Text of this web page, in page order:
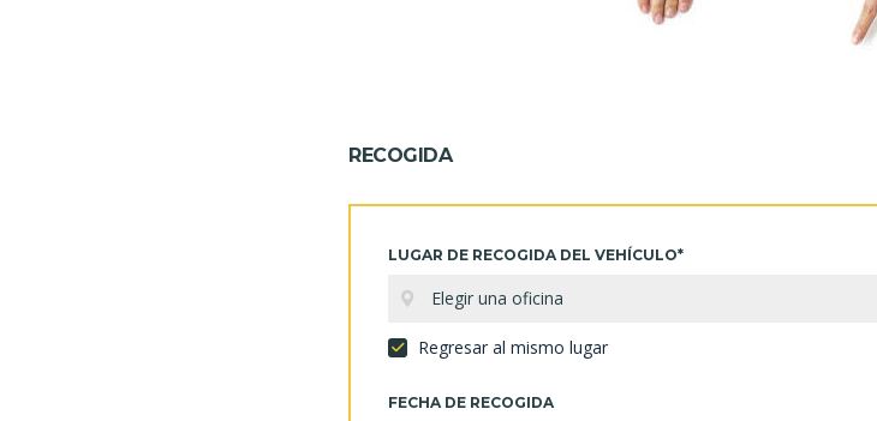
RECOGIDA
LUGAR DE RECOGIDA DEL VEHÍCULO*
Elegir una oficina
Regresar al mismo lugar
FECHA DE RECOGIDA